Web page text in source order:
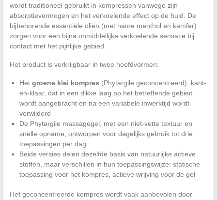
wordt traditioneel gebruikt in kompressen vanwege zijn
absorptievermogen en het verkoelende effect op de huid. De
bijbehorende essentiële oliën (met name menthol en kamfer)
zorgen voor een bijna onmiddellijke verkoelende sensatie bij
contact met het pijnlijke gebied.
Het product is verkrijgbaar in twee hoofdvormen:
Het groene klei kompres (Phytargile geconcentreerd), kant-
en-klaar, dat in een dikke laag op het betreffende gebied
wordt aangebracht en na een variabele inwerktijd wordt
verwijderd
De Phytargile massagegel, met een niet-vette textuur en
snelle opname, ontworpen voor dagelijks gebruik tot drie
toepassingen per dag
Beide versies delen dezelfde basis van natuurlijke actieve
stoffen, maar verschillen in hun toepassingswijze: statische
toepassing voor het kompres, actieve wrijving voor de gel
Het geconcentreerde kompres wordt vaak aanbevolen door